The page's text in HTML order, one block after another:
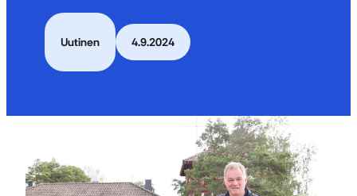
Uutinen 4.9.2024